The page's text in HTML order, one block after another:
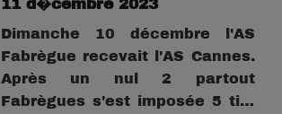
11 d�cembre 2023
Dimanche 10 décembre l'AS
Fabrègue recevait l'AS Cannes.
Après un nul 2 partout
Fabrègues s'est imposée 5 tirs